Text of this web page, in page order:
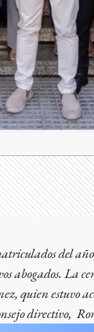
del
abogados. La
quien estuvo
directivo,